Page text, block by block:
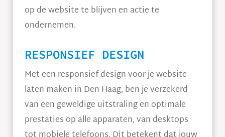
op de website te blijven en actie te
ondernemen.
RESPONSIEF DESIGN
Met een responsief design voor je website
laten maken in Den Haag, ben je verzekerd
van een geweldige uitstraling en optimale
prestaties op alle apparaten, van desktops